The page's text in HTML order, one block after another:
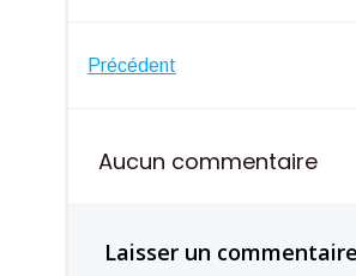
Navigation
de
l’article
Précédent
Aucun commentaire
Laisser un commentaire